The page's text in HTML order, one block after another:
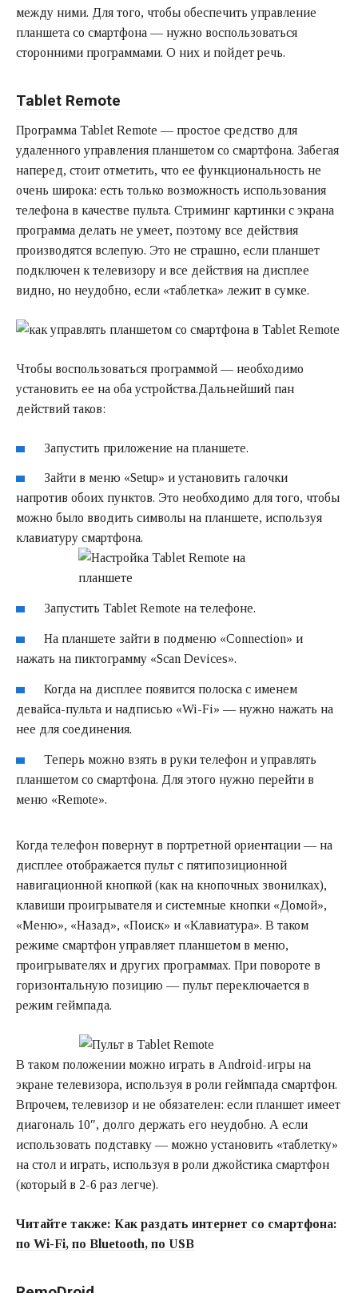
между ними. Для того, чтобы обеспечить управление
планшета со смартфона — нужно воспользоваться
сторонними программами. О них и пойдет речь.
Tablet Remote
Программа Tablet Remote — простое средство для
удаленного управления планшетом со смартфона. Забегая
наперед, стоит отметить, что ее функциональность не
очень широка: есть только возможность использования
телефона в качестве пульта. Стриминг картинки с экрана
программа делать не умеет, поэтому все действия
производятся вслепую. Это не страшно, если планшет
подключен к телевизору и все действия на дисплее
видно, но неудобно, если «таблетка» лежит в сумке.
Чтобы воспользоваться программой — необходимо
установить ее на оба устройства.Дальнейший пан
действий таков:
Запустить приложение на планшете.
Зайти в меню «Setup» и установить галочки
напротив обоих пунктов. Это необходимо для того, чтобы
можно было вводить символы на планшете, используя
клавиатуру смартфона.
Запустить Tablet Remote на телефоне.
На планшете зайти в подменю «Connection» и
нажать на пиктограмму «Scan Devices».
Когда на дисплее появится полоска с именем
девайса-пульта и надписью «Wi-Fi» — нужно нажать на
нее для соединения.
Теперь можно взять в руки телефон и управлять
планшетом со смартфона. Для этого нужно перейти в
меню «Remote».
Когда телефон повернут в портретной ориентации — на
дисплее отображается пульт с пятипозиционной
навигационной кнопкой (как на кнопочных звонилках),
клавиши проигрывателя и системные кнопки «Домой»,
«Меню», «Назад», «Поиск» и «Клавиатура». В таком
режиме смартфон управляет планшетом в меню,
проигрывателях и других программах. При повороте в
горизонтальную позицию — пульт переключается в
режим геймпада.
В таком положении можно играть в Android-игры на
экране телевизора, используя в роли геймпада смартфон.
Впрочем, телевизор и не обязателен: если планшет имеет
диагональ 10″, долго держать его неудобно. А если
использовать подставку — можно установить «таблетку»
на стол и играть, используя в роли джойстика смартфон
(который в 2-6 раз легче).
Читайте также: Как раздать интернет со смартфона:
по Wi-Fi, по Bluetooth, по USB